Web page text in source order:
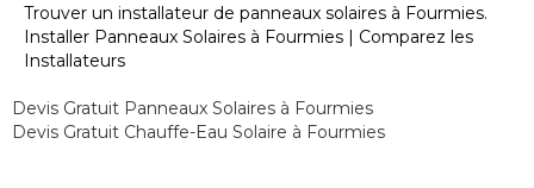
Trouver un installateur de panneaux solaires à Fourmies.
Installer Panneaux Solaires à Fourmies | Comparez les
Installateurs
Devis Gratuit Panneaux Solaires à Fourmies
Devis Gratuit Chauffe-Eau Solaire à Fourmies